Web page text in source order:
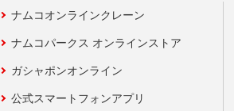
ナムコオンラインクレーン
ナムコパークス オンラインストア
ガシャポンオンライン
公式スマートフォンアプリ